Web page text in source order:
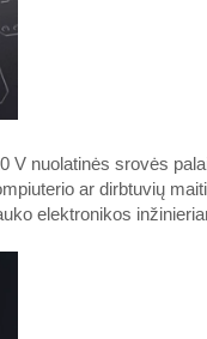
V nuolatinės srovės
ar dirbtuvių
elektronikos